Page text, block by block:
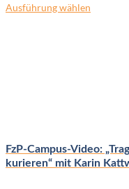
Ausführung wählen
der
FzP-Campus-Video:
kurieren“ mit Karin